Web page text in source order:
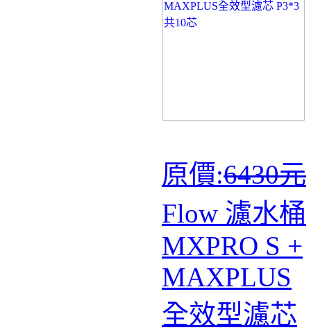
原價:6430元
Flow 濾水桶
MXPRO S +
MAXPLUS
全效型濾芯